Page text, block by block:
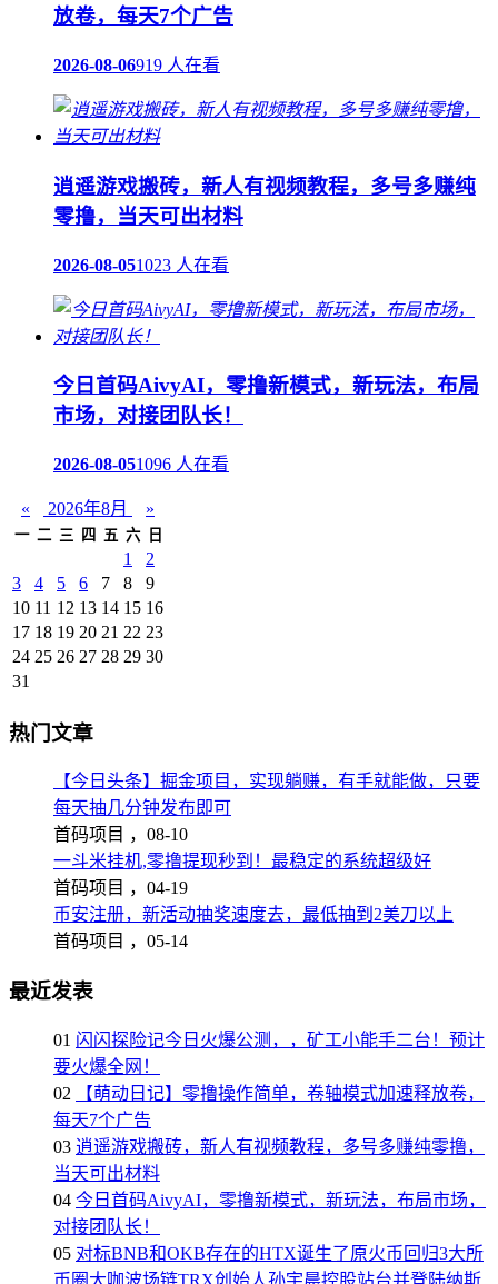
放卷，每天7个广告
2026-08-06919 人在看
逍遥游戏搬砖，新人有视频教程，多号多赚纯
零撸，当天可出材料
2026-08-051023 人在看
今日首码AivyAI，零撸新模式，新玩法，布局
市场，对接团队长！
2026-08-051096 人在看
« 2026年8月 »
一 二 三 四 五 六 日
1
2
3
4 5 6 7 8
9
10 11 12 13 14 15 16
17 18 19 20 21 22 23
24 25 26 27 28 29 30
31
热门文章
【今日头条】掘金项目，实现躺赚，有手就能做，只要
每天抽几分钟发布即可
首码项目 ， 08-10
一斗米挂机,零撸提现秒到！最稳定的系统超级好
首码项目 ， 04-19
币安注册，新活动抽奖速度去，最低抽到2美刀以上
首码项目 ， 05-14
最近发表
01 闪闪探险记今日火爆公测，，矿工小能手二台！预计
要火爆全网！
02
【萌动日记】零撸操作简单，卷轴模式加速释放卷，
每天7个广告
03 逍遥游戏搬砖，新人有视频教程，多号多赚纯零撸，
当天可出材料
04 今日首码AivyAI，零撸新模式，新玩法，布局市场，
对接团队长！
05 对标BNB和OKB存在的HTX诞生了原火币回归3大所
币圈大咖波场链TRX创始人孙宇晨控股站台并登陆纳斯